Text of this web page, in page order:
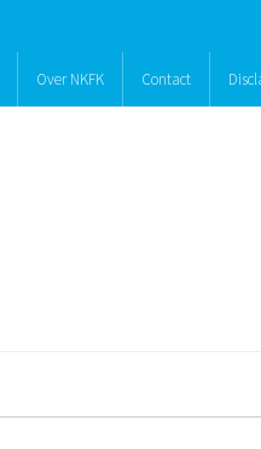
Over NKFK Contact